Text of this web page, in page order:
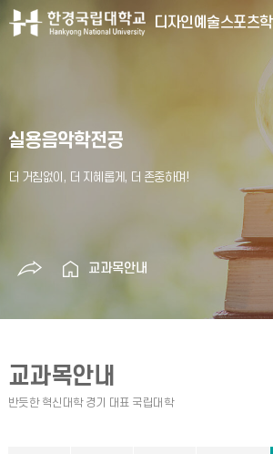
디자인예술스포츠
실용음악학전공
교과목안내
교과목안내